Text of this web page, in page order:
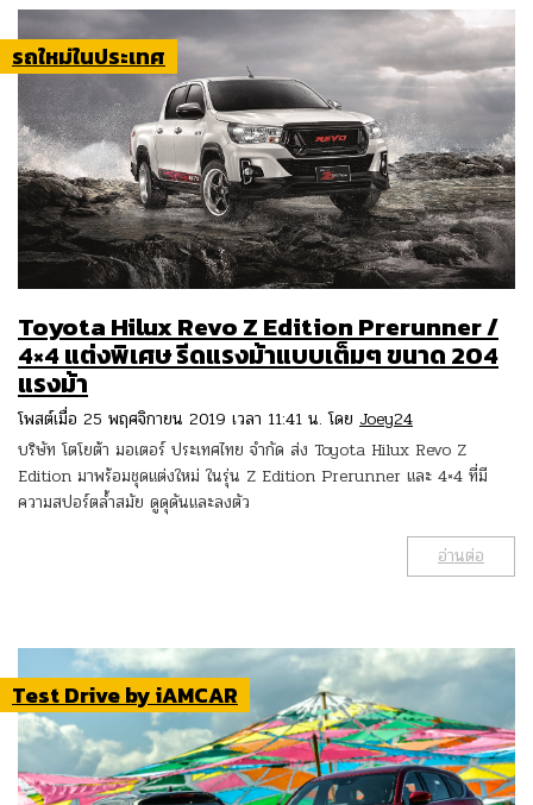
รถใหม่ในประเทศ
Toyota Hilux Revo Z Edition Prerunner /
4×4 แต่งพิเศษ รีดแรงม้าแบบเต็มๆ ขนาด 204
แรงม้า
โพสต์เมื่อ 25 พฤศจิกายน 2019 เวลา 11:41 น. โดย Joey24
บริษัท โตโยต้า มอเตอร์ ประเทศไทย จำกัด ส่ง Toyota Hilux Revo Z
Edition มาพร้อมชุดแต่งใหม่ ในรุ่น Z Edition Prerunner และ 4×4 ที่มี
ความสปอร์ตล้ำสมัย ดูดุดันและลงตัว
อ่านต่อ
Test Drive by iAMCAR